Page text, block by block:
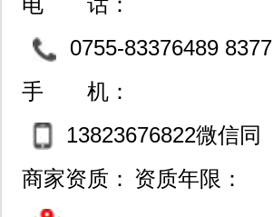
特价连锁经营）
0755-83376489 8377
8810 83600718
手 机：
13823676822微信同
号
商家资质： 资质年限：